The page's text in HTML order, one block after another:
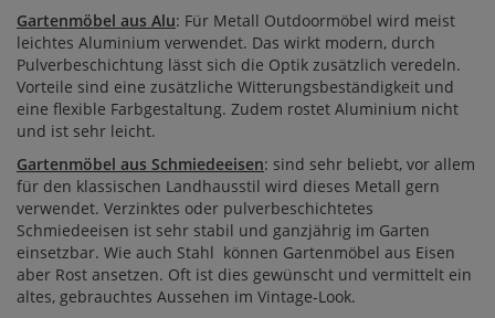
Gartenmöbel aus Alu: Für Metall Outdoormöbel wird meist
leichtes Aluminium verwendet. Das wirkt modern, durch
Pulverbeschichtung lässt sich die Optik zusätzlich veredeln.
Vorteile sind eine zusätzliche Witterungsbeständigkeit und
eine flexible Farbgestaltung. Zudem rostet Aluminium nicht
und ist sehr leicht.
Gartenmöbel aus Schmiedeeisen: sind sehr beliebt, vor allem
für den klassischen Landhausstil wird dieses Metall gern
verwendet. Verzinktes oder pulverbeschichtetes
Schmiedeeisen ist sehr stabil und ganzjährig im Garten
einsetzbar. Wie auch Stahl können Gartenmöbel aus Eisen
aber Rost ansetzen. Oft ist dies gewünscht und vermittelt ein
altes, gebrauchtes Aussehen im Vintage-Look.